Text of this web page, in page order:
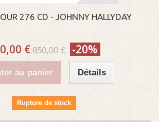
276 CD - JOHNNY HALLYDAY
€ 850,00 € -20%
au panier Détails
Rupture de stock